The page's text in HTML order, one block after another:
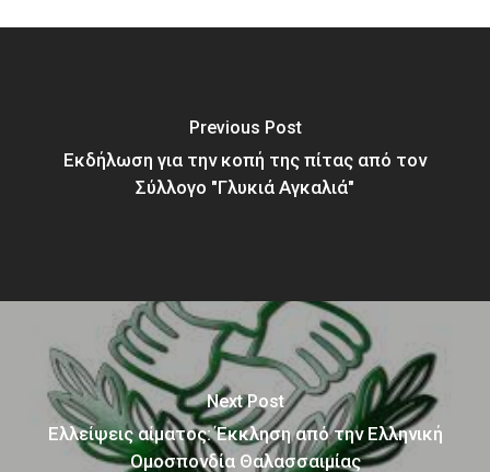
Previous Post
Εκδήλωση για την κοπή της πίτας από τον
Σύλλογο "Γλυκιά Αγκαλιά"
Next Post
Ελλείψεις αίματος: Έκκληση από την Ελληνική
Ομοσπονδία Θαλασσαιμίας